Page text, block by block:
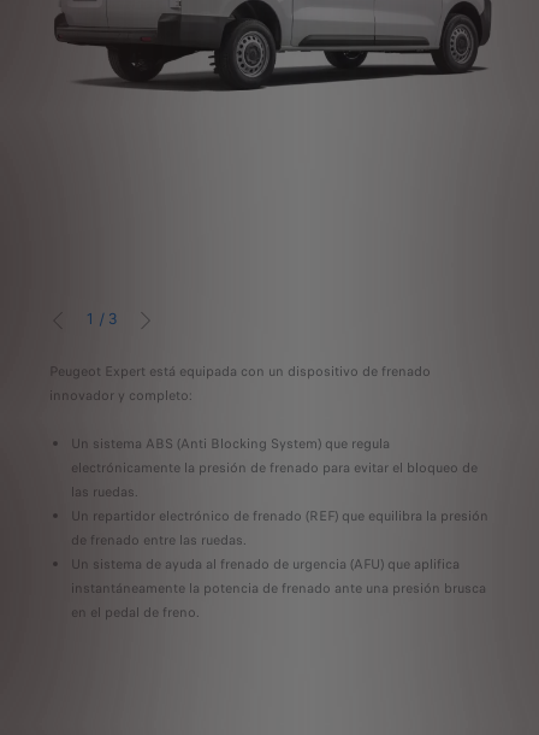
1 / 3
Peugeot Expert está equipada con un dispositivo de frenado
innovador y completo:
Un sistema ABS (Anti Blocking System) que regula
electrónicamente la presión de frenado para evitar el bloqueo de
las ruedas.
Un repartidor electrónico de frenado (REF) que equilibra la presión
de frenado entre las ruedas.
Un sistema de ayuda al frenado de urgencia (AFU) que aplifica
instantáneamente la potencia de frenado ante una presión brusca
en el pedal de freno.